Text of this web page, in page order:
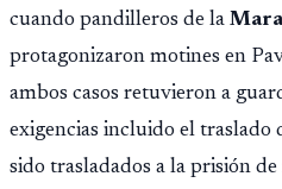
cuando pandilleros de la
protagonizaron motines en
ambos casos retuvieron a
exigencias incluido el traslado
sido trasladados a la prisión